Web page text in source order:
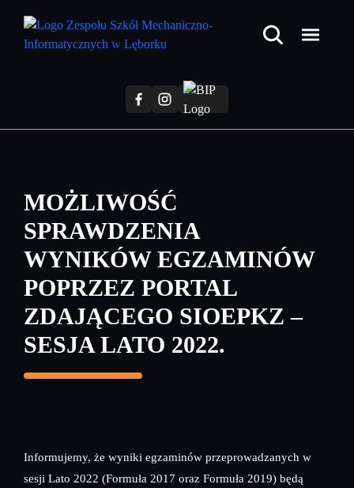
treści
MOŻLIWOŚĆ
SPRAWDZENIA
WYNIKÓW EGZAMINÓW
POPRZEZ PORTAL
ZDAJĄCEGO SIOEPKZ –
SESJA LATO 2022.
Informujemy, że wyniki egzaminów przeprowadzanych w
sesji Lato 2022 (Formuła 2017 oraz Formuła 2019) będą